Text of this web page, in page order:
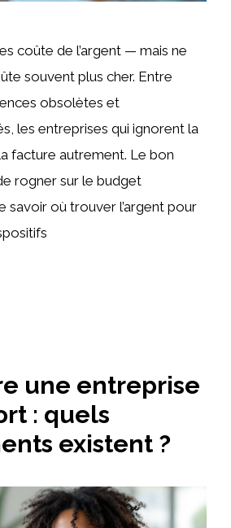
coûte de l’argent — mais ne
souvent plus cher. Entre
obsolètes et
les entreprises qui ignorent la
facture autrement. Le bon
rogner sur le budget
savoir où trouver l’argent pour
une entreprise
: quels
existent ?